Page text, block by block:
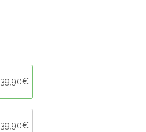
39,90€
39,90€